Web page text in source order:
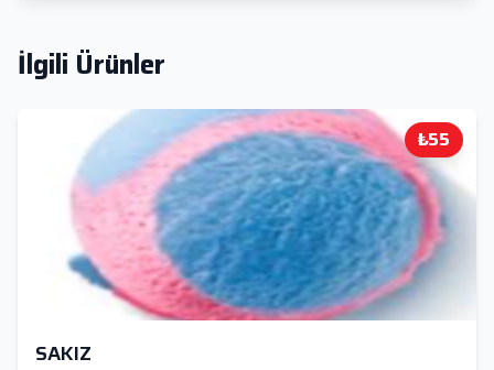
İlgili Ürünler
₺55
SAKIZ